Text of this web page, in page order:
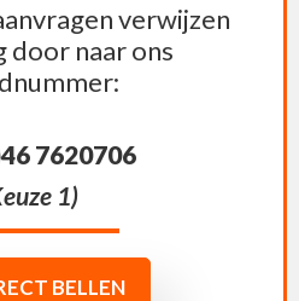
verwijzen
door naar ons
7620706
1)
BELLEN